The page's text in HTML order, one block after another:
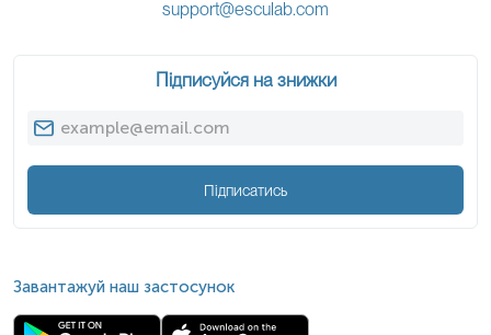
support@esculab.com
Підписуйся на знижки
Підписатись
Завантажуй наш застосунок